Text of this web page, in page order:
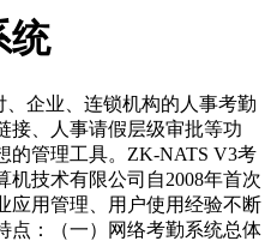
统
企业、连锁机构的人事考勤
接、人事请假层级审批等功
的管理工具。ZK-NATS V3考
机技术有限公司自2008年首次
应用管理、用户使用经验不断
点：（一）网络考勤系统总体